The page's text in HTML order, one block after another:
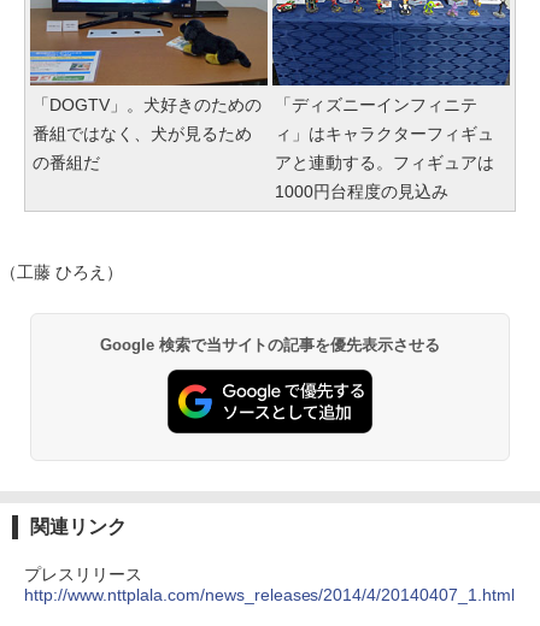
「DOGTV」。犬好きのための
番組ではなく、犬が見るため
の番組だ
「ディズニーインフィニテ
ィ」はキャラクターフィギュ
アと連動する。フィギュアは
1000円台程度の見込み
（工藤 ひろえ）
Google 検索で当サイトの記事を優先表示させる
関連リンク
プレスリリース
http://www.nttplala.com/news_releases/2014/4/20140407_1.html